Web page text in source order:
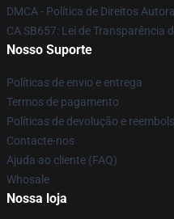
DMCA - Política de Direitos
CA SB657: Lei de Transparência
Nosso Suporte
Políticas de envio e entrega
Termos de pagamento
Políticas de devolução e
Contacte-nos
Ajuda ao cliente (FAQ)
Whosale
Nossa loja